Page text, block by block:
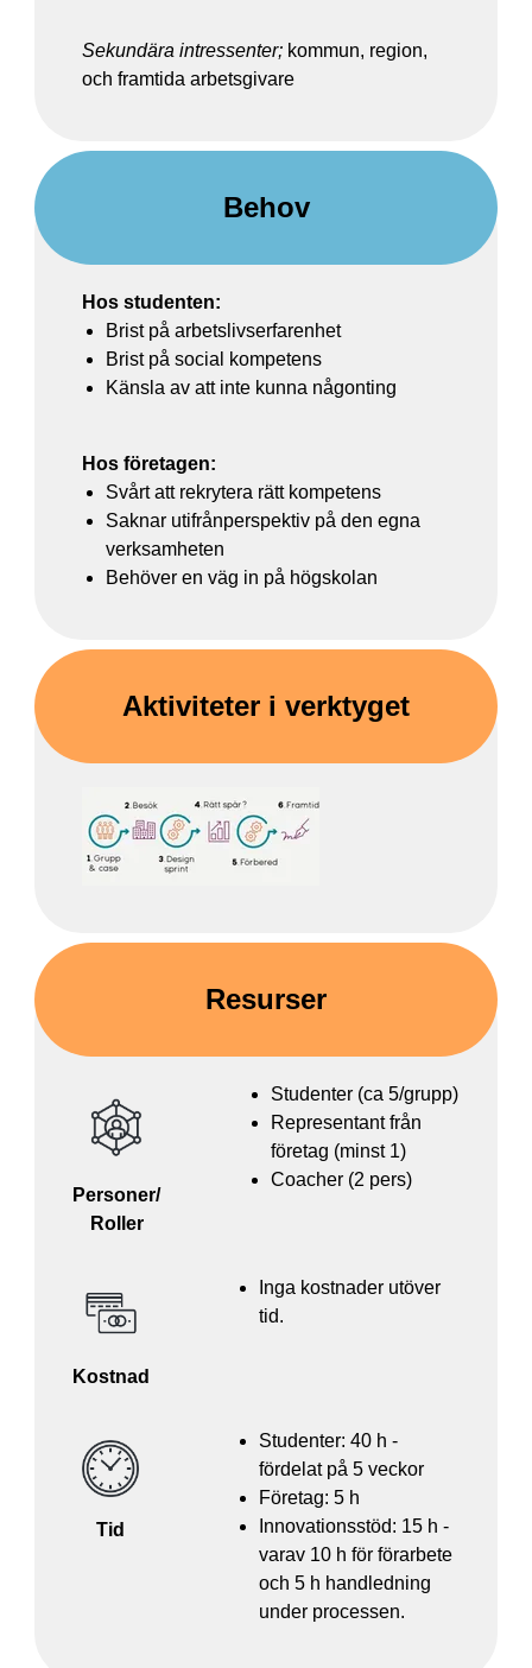
Sekundära intressenter;kommun, region,
och framtida arbetsgivare
Behov
Hos studenten:
Brist på arbetslivserfarenhet
Brist på social kompetens
Känsla av att inte kunna någonting
Hos företagen:
Svårt att rekrytera rätt kompetens
Saknar utifrånperspektiv på den egna
verksamheten
Behöver en väg in på högskolan
Aktiviteter i verktyget
Resurser
Personer/
Roller
Studenter (ca 5/grupp)
Representant från
företag (minst 1)
Coacher (2 pers)
Kostnad
Inga kostnader utöver
tid.
Tid
Studenter: 40 h -
fördelat på 5 veckor
Företag: 5 h
Innovationsstöd: 15 h -
varav 10 h för förarbete
och 5 h handledning
under processen.